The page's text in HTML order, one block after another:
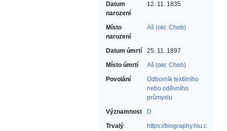
Datum
narození
12. 11. 1835
Místo
narození
Aš (okr. Cheb)
Datum úmrtí
25. 11. 1897
Místo úmrtí
Aš (okr. Cheb)
Povolání
Odborník textilního
nebo oděvního
průmyslu‎
Významnost
D
Trvalý
https://biography.hiu.c